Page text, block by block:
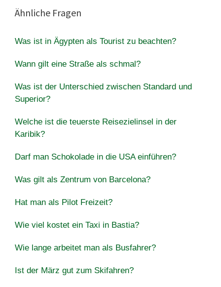
Ähnliche Fragen
Was ist in Ägypten als Tourist zu beachten?
Wann gilt eine Straße als schmal?
Was ist der Unterschied zwischen Standard und
Superior?
Welche ist die teuerste Reisezielinsel in der
Karibik?
Darf man Schokolade in die USA einführen?
Was gilt als Zentrum von Barcelona?
Hat man als Pilot Freizeit?
Wie viel kostet ein Taxi in Bastia?
Wie lange arbeitet man als Busfahrer?
Ist der März gut zum Skifahren?